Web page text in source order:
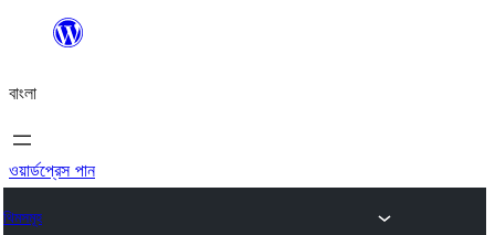
যান
বাংলা
ওয়ার্ডপ্রেস পান
থিমসমূহ